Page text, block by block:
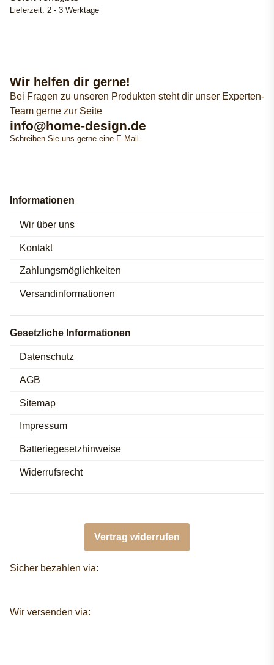
Lieferzeit: 2 - 3 Werktage
Wir helfen dir gerne!
Bei Fragen zu unseren Produkten steht dir unser Experten-
Team gerne zur Seite
info@home-design.de
Schreiben Sie uns gerne eine E-Mail.
Informationen
Wir über uns
Kontakt
Zahlungsmöglichkeiten
Versandinformationen
Gesetzliche Informationen
Datenschutz
AGB
Sitemap
Impressum
Batteriegesetzhinweise
Widerrufsrecht
Vertrag widerrufen
Sicher bezahlen via:
Wir versenden via: